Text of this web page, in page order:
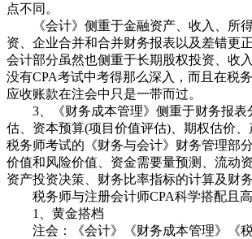
点不同。
《会计》侧重于金融资产、收入、所得
资、企业合并和合并财务报表以及差错更
会计部分虽然也侧重于长期股权投资、收
没有CPA考试中考得那么深入，而且在税
应收账款在注会中只是一带而过。
3、《财务成本管理》侧重于财务报表
估、资本预算(项目价值评估)、期权估价
税务师考试的《财务与会计》财务管理部
价值和风险价值、资金需要量预测、流动
资产投资决策、财务比率指标的计算及财
税务师与注册会计师CPA科学搭配且
1、黄金搭档
注会：《会计》《财务成本管理》《税